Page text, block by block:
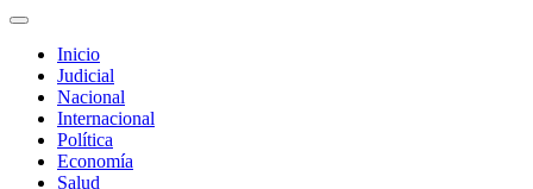
Inicio
Judicial
Nacional
Internacional
Política
Economía
Salud